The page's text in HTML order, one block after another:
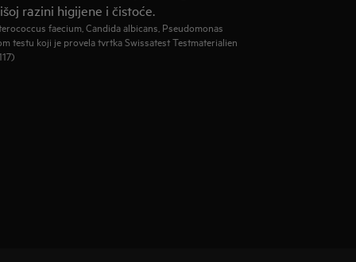
razini higijene i čistoće.
faecium, Candida albicans, Pseudomonas
testu koji je provela tvrtka Swissatest Testmaterialien